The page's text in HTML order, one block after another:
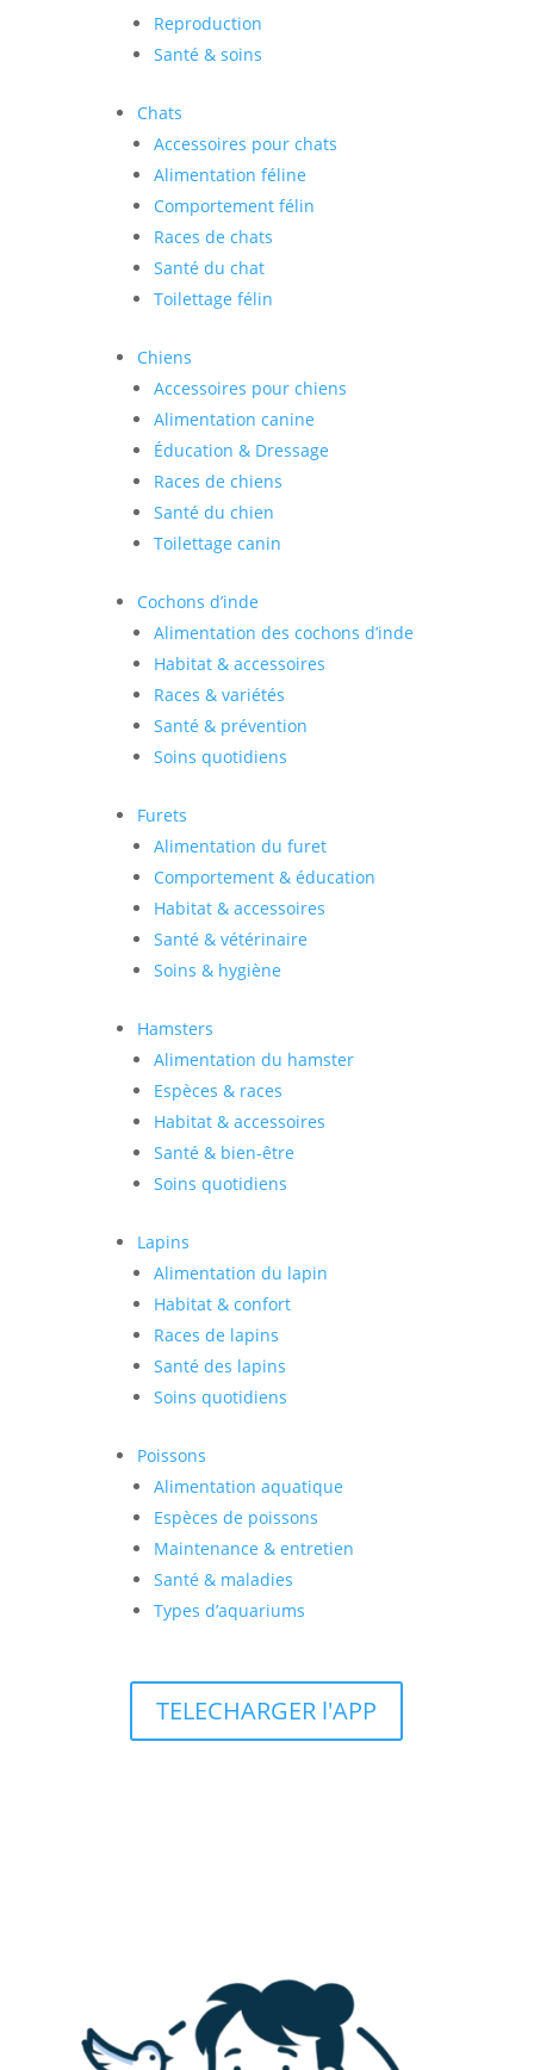
Reproduction
Santé & soins
Chats
Accessoires pour chats
Alimentation féline
Comportement félin
Races de chats
Santé du chat
Toilettage félin
Chiens
Accessoires pour chiens
Alimentation canine
Éducation & Dressage
Races de chiens
Santé du chien
Toilettage canin
Cochons d’inde
Alimentation des cochons d’inde
Habitat & accessoires
Races & variétés
Santé & prévention
Soins quotidiens
Furets
Alimentation du furet
Comportement & éducation
Habitat & accessoires
Santé & vétérinaire
Soins & hygiène
Hamsters
Alimentation du hamster
Espèces & races
Habitat & accessoires
Santé & bien-être
Soins quotidiens
Lapins
Alimentation du lapin
Habitat & confort
Races de lapins
Santé des lapins
Soins quotidiens
Poissons
Alimentation aquatique
Espèces de poissons
Maintenance & entretien
Santé & maladies
Types d’aquariums
TELECHARGER l'APP